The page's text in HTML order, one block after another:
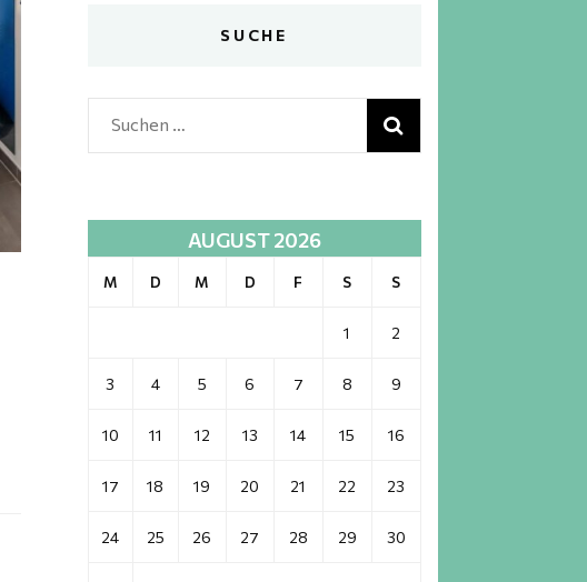
SUCHE
Suchen
nach:
AUGUST 2026
M D M D F S S
1 2
3 4 5 6 7 8 9
10 11 12 13 14 15 16
17 18 19 20 21 22 23
24 25 26 27 28 29 30